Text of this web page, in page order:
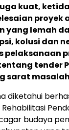
kuat,
proyek
yang lemah
kolusi dan
pelaksanaan
tender
sarat
diketahui
budaya